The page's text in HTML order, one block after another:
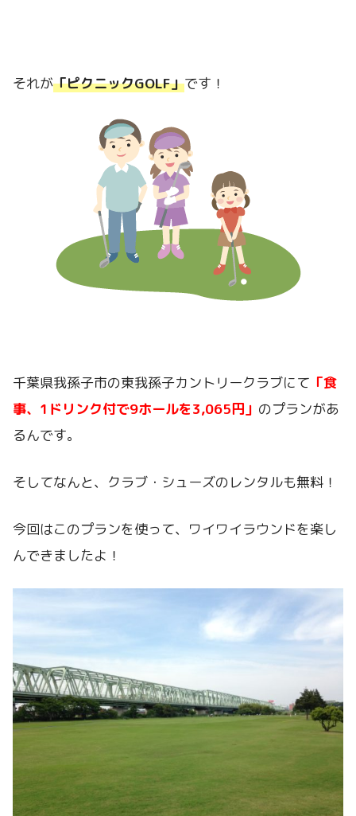
それが「ピクニックGOLF」です！
千葉県我孫子市の東我孫子カントリークラブにて 「食
事、1ドリンク付で9ホールを3,065円」 のプランがあ
るんです。
そしてなんと、クラブ・シューズのレンタルも無料！
今回はこのプランを使って、ワイワイラウンドを楽し
んできましたよ！